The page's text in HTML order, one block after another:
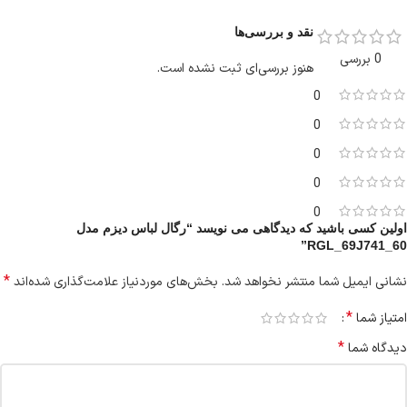
0 بررسی
0
0
0
0
0
نقد و بررسی‌ها
هنوز بررسی‌ای ثبت نشده است.
اولین کسی باشید که دیدگاهی می نویسد “رگال لباس دیزم مدل
RGL_69J741_60”
نشانی ایمیل شما منتشر نخواهد شد. بخش‌های موردنیاز علامت‌گذاری شده‌اند*
امتیاز شما*
دیدگاه شما*